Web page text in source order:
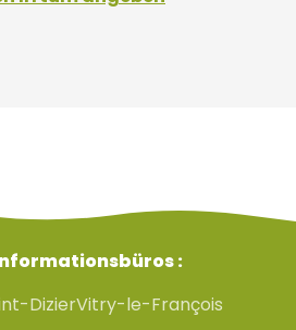
:
DizierVitry-le-François